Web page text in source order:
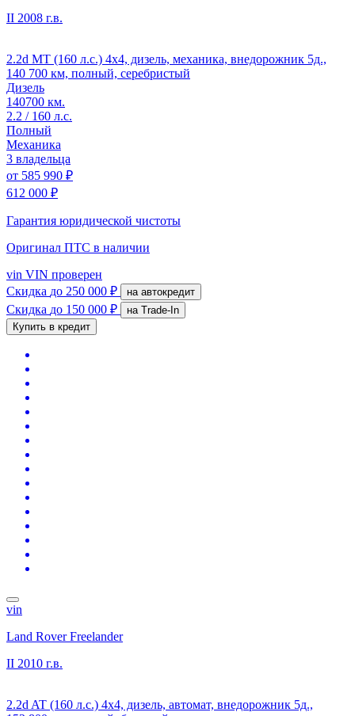
II 2008 г.в.
2.2d MT (160 л.с.) 4x4, дизель, механика, внедорожник 5д.,
140 700 км, полный, серебристый
Дизель
140700 км.
2.2 / 160 л.с.
Полный
Механика
3 владельца
от 585 990 ₽
612 000 ₽
Гарантия юридической чистоты
Оригинал ПТС в наличии
vin VIN проверен
Скидка до 250 000 ₽ на автокредит
Скидка до 150 000 ₽
на Trade-In
Купить в кредит
vin
Land Rover Freelander
II 2010 г.в.
2.2d AT (160 л.с.) 4x4, дизель, автомат, внедорожник 5д.,